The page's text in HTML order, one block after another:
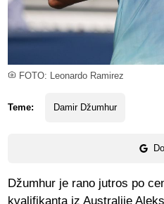
FOTO: Leonardo Ramirez
Teme: Damir Džumhur
Džumhur je rano jutros po
kvalifikanta iz Australije